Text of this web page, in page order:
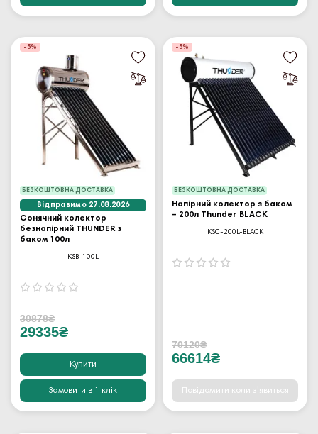
БЕЗКОШТОВНА ДОСТАВКА
-5%
Відправимо 27.08.2026
Сонячний колектор
безнапірний THUNDER з
баком 100л
KSB-100L
30878₴
29335₴
Купити
Замовити в 1 клік
БЕЗКОШТОВНА ДОСТАВКА
-5%
Напірний колектор з баком
– 200л Thunder BLACK
KSC-200L-BLACK
70120₴
66614₴
Повідомити коли з'явиться